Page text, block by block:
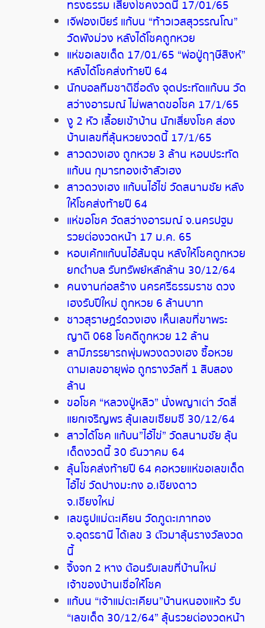
ทรงธรรม เสี่ยงโชคงวดนี้ 17/01/65
เจ๊ฟองเบียร์ แก้บน “ท้าวเวสสุวรรณโณ”
วัดพังม่วง หลังได้โชคถูกหวย
แห่ขอเลขเด็ด 17/01/65 “พ่อปู่ฤๅษีสิงห์”
หลังได้โชคส่งท้ายปี 64
นักบอลทีมชาติชื่อดัง จุดประทัดแก้บน วัด
สว่างอารมณ์ ไม่พลาดขอโชค 17/1/65
งู 2 หัว เลื้อยเข้าบ้าน นักเสี่ยงโชค ส่อง
บ้านเลขที่ลุ้นหวยงวดนี้ 17/1/65
สาวดวงเฮง ถูกหวย 3 ล้าน หอบประทัด
แก้บน กุมารทองเจ้าสัวเฮง
สาวดวงเฮง แก้บนไอ้ไข่ วัดสนามชัย หลัง
ให้โชคส่งท้ายปี 64
แห่ขอโชค วัดสว่างอารมณ์ จ.นครปฐม
รวยต่องวดหน้า 17 ม.ค. 65
หอบเค้กแก้บนไอ้ส้มฉุน หลังให้โชคถูกหวย
ยกตำบล รับทรัพย์หลักล้าน 30/12/64
คนงานก่อสร้าง นครศรีธรรมราช ดวง
เฮงรับปีใหม่ ถูกหวย 6 ล้านบาท
ชาวสุราษฏร์ดวงเฮง เห็นเลขที่ขาพระ
ญาติ 068 โชคดีถูกหวย 12 ล้าน
สามีภรรยารถพุ่มพวงดวงเฮง ซื้อหวย
ตามเลขอายุพ่อ ถูกรางวัลที่ 1 สิบสอง
ล้าน
ขอโชค “หลวงปู่หลิว” นั่งพญาเต่า วัดสี่
แยกเจริญพร ลุ้นเลขเซียมซี 30/12/64
สาวได้โชค แก้บน”ไอ้ไข่” วัดสนามชัย ลุ้น
เด็ดงวดนี้ 30 ธันวาคม 64
ลุ้นโชคส่งท้ายปี 64 คอหวยแห่ขอเลขเด็ด
ไอ้ไข่ วัดปางมะกง อ.เชียงดาว
จ.เชียงใหม่
เลขธูปแม่ตะเคียน วัดภูตะเภาทอง
จ.อุดรธานี ได้เลข 3 ตัวมาลุ้นรางวัลงวด
นี้
จิ้งจก 2 หาง ต้อนรับเลขที่บ้านใหม่
เจ้าของบ้านเชื่อให้โชค
แก้บน “เจ้าแม่ตะเคียน”บ้านหนองแห้ว รับ
“เลขเด็ด 30/12/64” ลุ้นรวยต่องวดหน้า